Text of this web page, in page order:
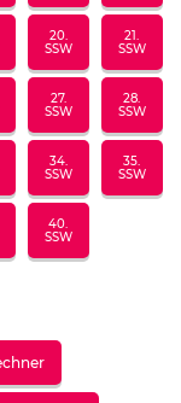
20.
SSW
21.
SSW
27.
SSW
28.
SSW
34.
SSW
35.
SSW
40.
SSW